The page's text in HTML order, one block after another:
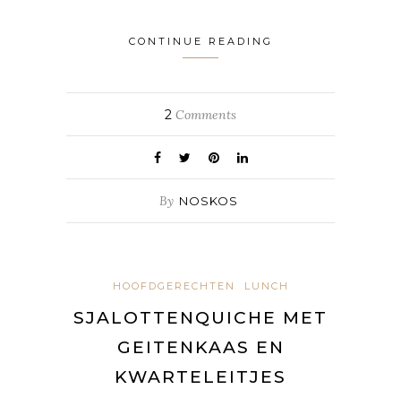
CONTINUE READING
2 Comments
By NOSKOS
HOOFDGERECHTEN LUNCH
SJALOTTENQUICHE MET
GEITENKAAS EN
KWARTELEITJES